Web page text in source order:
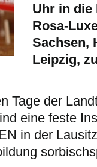
Uhr in die
Rosa-
Sachsen,
Leipzig,
Tage der
eine feste
in der